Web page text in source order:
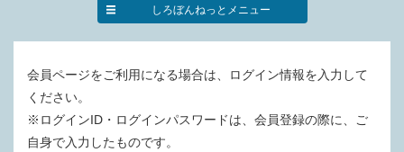
しろぼんねっとメニュー
会員ページをご利用になる場合は、ログイン情報を入力して
ください。
※ログインID・ログインパスワードは、会員登録の際に、ご
自身で入力したものです。